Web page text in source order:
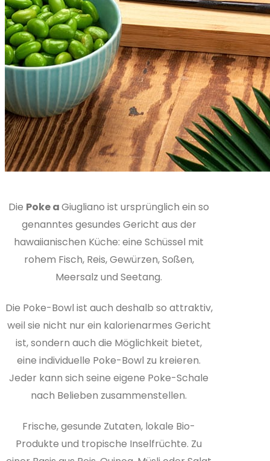
Die Poke aGiugliano ist ursprünglich ein so
genanntes gesundes Gericht aus der
hawaiianischen Küche: eine Schüssel mit
rohem Fisch, Reis, Gewürzen, Soßen,
Meersalz und Seetang.
Die Poke-Bowl ist auch deshalb so attraktiv,
weil sie nicht nur ein kalorienarmes Gericht
ist, sondern auch die Möglichkeit bietet,
eine individuelle Poke-Bowl zu kreieren.
Jeder kann sich seine eigene Poke-Schale
nach Belieben zusammenstellen.
Frische, gesunde Zutaten, lokale Bio-
Produkte und tropische Inselfrüchte. Zu